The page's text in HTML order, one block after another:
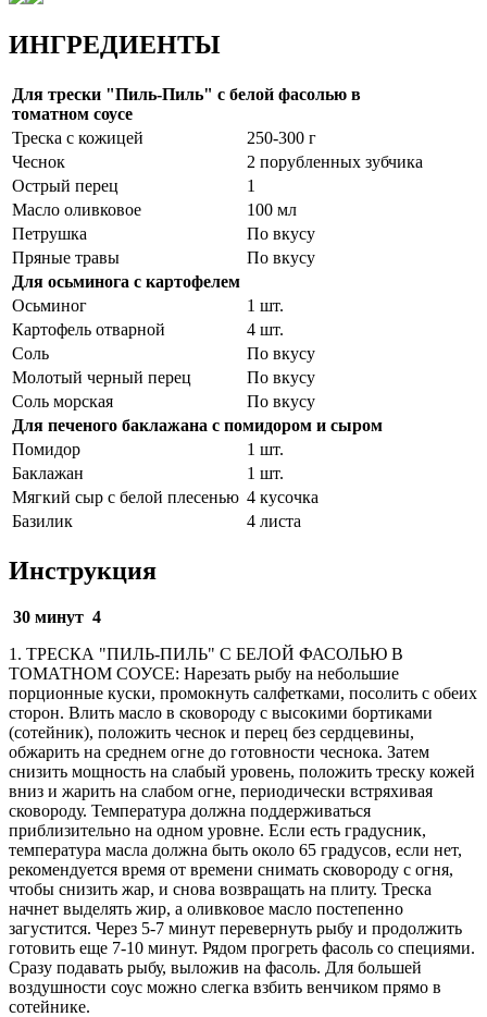
ИНГРЕДИЕНТЫ
Для трески "Пиль-Пиль" с белой фасолью в
томатном соусе
Треска с кожицей
250-300 г
Чеснок
2 порубленных зубчика
Острый перец
1
Масло оливковое
100 мл
Петрушка
По вкусу
Пряные травы
По вкусу
Для осьминога с картофелем
Осьминог
1 шт.
Картофель отварной
4 шт.
Соль
По вкусу
Молотый черный перец
По вкусу
Соль морская
По вкусу
Для печеного баклажана с помидором и сыром
Помидор
1 шт.
Баклажан
1 шт.
Мягкий сыр с белой плесенью 4 кусочка
Базилик
4 листа
Инструкция
30 минут 4
1. ТРЕСКА "ПИЛЬ-ПИЛЬ" С БЕЛОЙ ФАСОЛЬЮ В
ТОМАТНОМ СОУСЕ: Нарезать рыбу на небольшие
порционные куски, промокнуть салфетками, посолить с обеих
сторон. Влить масло в сковороду с высокими бортиками
(сотейник), положить чеснок и перец без сердцевины,
обжарить на среднем огне до готовности чеснока. Затем
снизить мощность на слабый уровень, положить треску кожей
вниз и жарить на слабом огне, периодически встряхивая
сковороду. Температура должна поддерживаться
приблизительно на одном уровне. Если есть градусник,
температура масла должна быть около 65 градусов, если нет,
рекомендуется время от времени снимать сковороду с огня,
чтобы снизить жар, и снова возвращать на плиту. Треска
начнет выделять жир, а оливковое масло постепенно
загустится. Через 5-7 минут перевернуть рыбу и продолжить
готовить еще 7-10 минут. Рядом прогреть фасоль со специями.
Сразу подавать рыбу, выложив на фасоль. Для большей
воздушности соус можно слегка взбить венчиком прямо в
сотейнике.